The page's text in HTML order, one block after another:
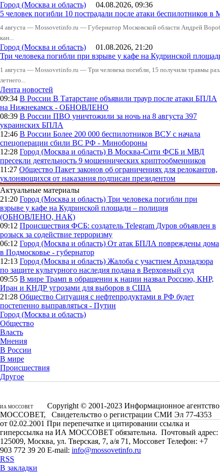
Город (Москва и область) 04.08.2026, 09:36
5 человек погибли 10 пострадали после атаки беспилотников в
4 августа — Mossovetinfo.ru — Губернатор Московской области Андрей
кан...
Город (Москва и область) 01.08.2026, 21:20
Три человека погибли при взрыве у кафе на Кудринской
1 августа — Mossovetinfo.ru — Три человека погибли, 15 получили травмы
летнего...
Лента новостей
09:34 В России В Татарстане объявили траур после атаки БПЛА
на Нижнекамск - ОБНОВЛЕНО
08:39 В России ПВО уничтожили за ночь на 8 августа 397
украинских БПЛА
12:46 В России Более 200 000 беспилотников ВСУ с начала
спецоперации сбили ВС РФ - Минобороны
12:28 Город (Москва и область) В Москва-Сити ФСБ и МВД
пресекли деятельность 9 мошеннических криптообменников
11:27 Общество Пакет законов об ограничениях для релокантов,
уклоняющихся от наказания подписан президентом
Актуальные материалы
21:20 Город (Москва и область) Три человека погибли при
взрыве у кафе на Кудринской площади – полиция
(ОБНОВЛЕНО, НАК)
09:12 Происшествия ФСБ: создатель Telegram Дуров объявлен в
розыск за содействие терроризму
06:12 Город (Москва и область) От атак БПЛА повреждены дома
в Подмосковье - губернатор
12:13 Город (Москва и область) Жалоба с участием Архнадзора
по защите культурного наследия подана в Верховный суд
09:55 В мире Трамп в обращении к нации назвал Россию, КНР,
Иран и КНДР угрозами для выборов в США
21:28 Общество Ситуация с нефтепродуктами в РФ будет
постепенно выправляться - Путин
Город (Москва и область)
Общество
Власть
Мнения
В России
В мире
Происшествия
Другое
ИА МОССОВЕТ
Copyright © 2001-2023 Информационное агентство
МОССОВЕТ, Свидетельство о регистрации СМИ Эл 77-4353
от 02.02.2001 При перепечатке и цитировании ссылка и
гиперссылка на ИА МОССОВЕТ обязательна. Почтовый адрес:
125009, Москва, ул. Тверская, 7, а/я 71, Моссовет Телефон: +7
903 772 39 20 E-mail: info@mossovetinfo.ru
RSS
В закладки